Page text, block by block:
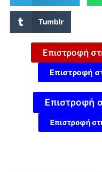
Tumblr
Επιστροφή
Επιστροφή
Επιστροφή
Επιστροφή